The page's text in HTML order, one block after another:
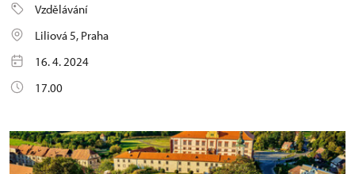
Vzdělávání
Liliová 5, Praha
16. 4. 2024
17.00